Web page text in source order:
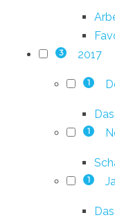
3 2017
1
1
1